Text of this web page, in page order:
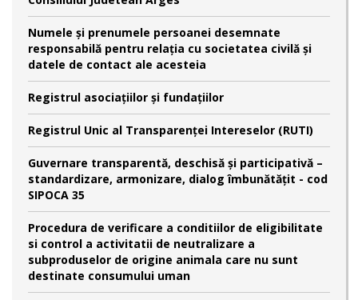
Numele şi prenumele persoanei desemnate
responsabilă pentru relaţia cu societatea civilă şi
datele de contact ale acesteia
Registrul asociațiilor și fundațiilor
Registrul Unic al Transparenței Intereselor (RUTI)
Guvernare transparentă, deschisă și participativă –
standardizare, armonizare, dialog îmbunătățit - cod
SIPOCA 35
Procedura de verificare a conditiilor de eligibilitate
si control a activitatii de neutralizare a
subproduselor de origine animala care nu sunt
destinate consumului uman